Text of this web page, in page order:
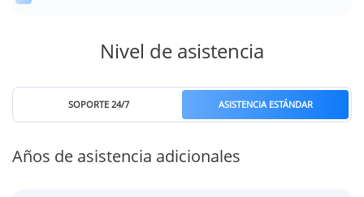
Nivel de asistencia
SOPORTE 24/7 ASISTENCIA ESTÁNDAR
Años de asistencia adicionales